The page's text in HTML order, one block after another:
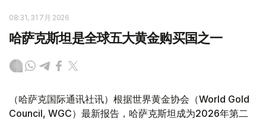
08:31, 31 7月 2026
哈萨克斯坦是全球五大黄金购买国之一
（哈萨克国际通讯社讯）根据世界黄金协会（World Gold
Council, WGC）最新报告，哈萨克斯坦成为2026年第二